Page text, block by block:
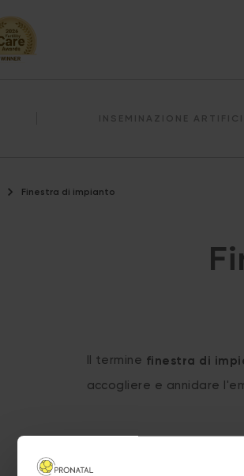
INSEMINAZIONE
Finestra di impianto
Il termine finestra di
accogliere e annidare